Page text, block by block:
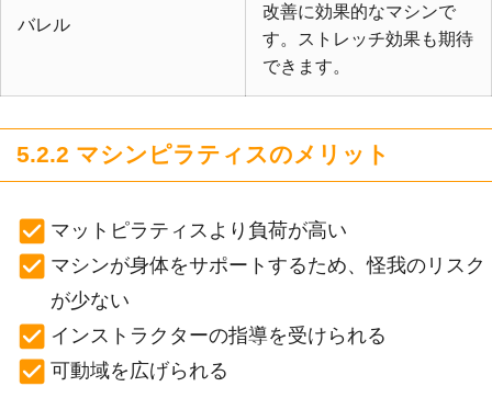
バレル
改善に効果的なマシンで
す。ストレッチ効果も期待
できます。
5.2.2 マシンピラティスのメリット
マットピラティスより負荷が高い
マシンが身体をサポートするため、怪我のリスク
が少ない
インストラクターの指導を受けられる
可動域を広げられる